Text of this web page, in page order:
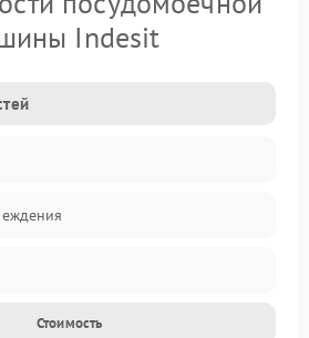
Indesit
Стоимость